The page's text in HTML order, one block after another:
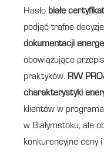
Hasło białe
podjąć trafne
dokumentacji
obowiązujące
praktyków. RW
charakterystyki
klientów w
w Białymstoku, ale
konkurencyjne ceny